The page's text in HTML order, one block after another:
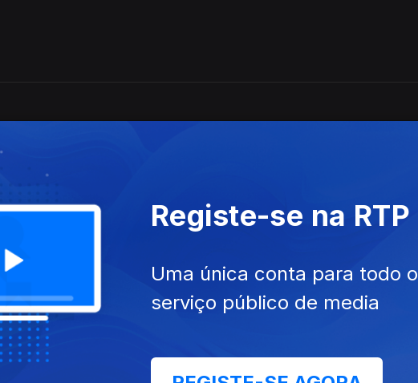
Registe-se na RTP
Uma única conta para todo o
serviço público de media